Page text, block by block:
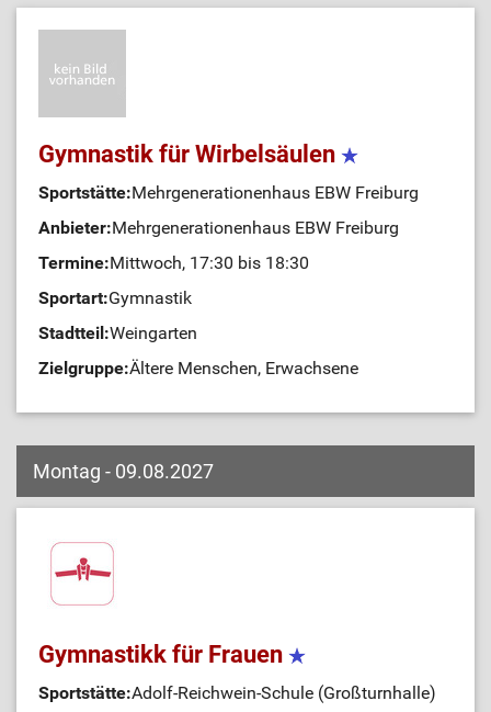
Gymnastik für Wirbelsäulen
Sportstätte:Mehrgenerationenhaus EBW Freiburg
Anbieter:Mehrgenerationenhaus EBW Freiburg
Termine:Mittwoch, 17:30 bis 18:30
Sportart:Gymnastik
Stadtteil:Weingarten
Zielgruppe:Ältere Menschen, Erwachsene
Montag - 09.08.2027
Gymnastikk für Frauen
Sportstätte:Adolf-Reichwein-Schule (Großturnhalle)